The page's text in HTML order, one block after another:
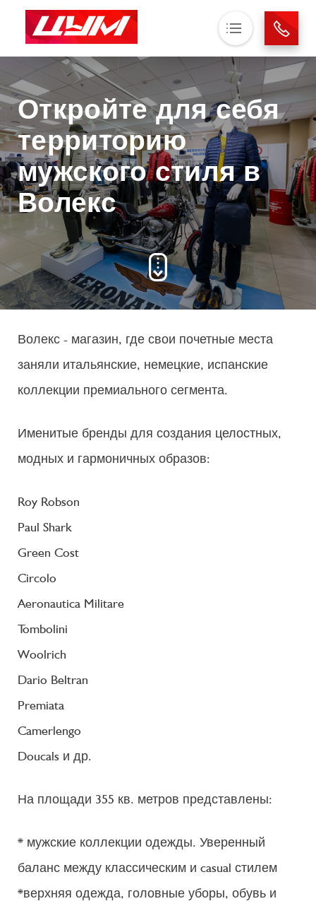
Основная навигация О нас
Магазины
Аренда
Новости
Контакты
Откройте для себя
территорию
мужского стиля в
Волекс
Волекс - магазин, где свои почетные места
заняли итальянские, немецкие, испанские
коллекции премиального сегмента.
Именитые бренды для создания целостных,
модных и гармоничных образов:
Roy Robson
Paul Shark
Green Cost
Circolo
Aeronautica Militare
Tombolini
Woolrich
Dario Beltran
Premiata
Camerlengo
Doucals и др.
На площади 355 кв. метров представлены:
* мужские коллекции одежды. Уверенный
баланс между классическим и casual стилем
*верхняя одежда, головные уборы, обувь и